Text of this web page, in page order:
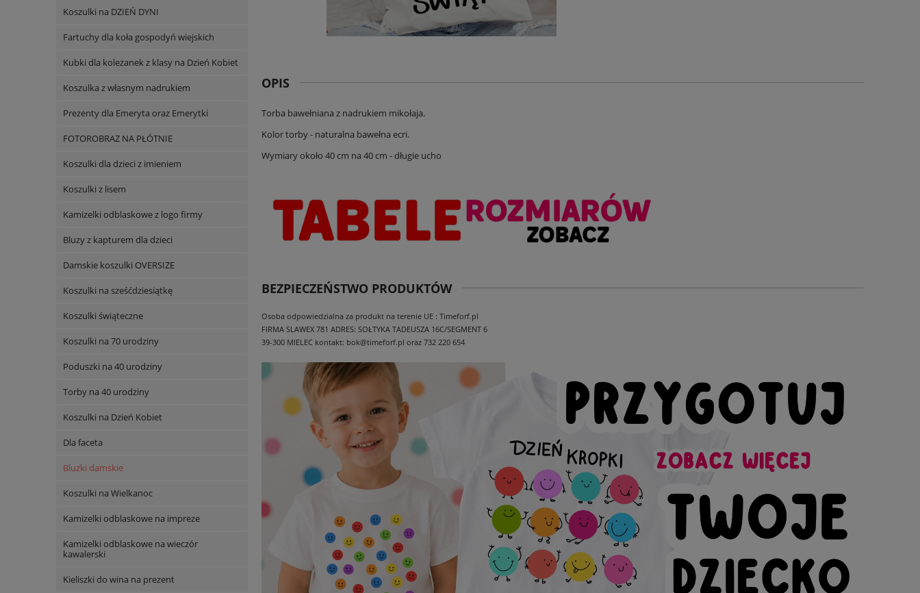
Koszulki na DZIEŃ DYNI
Fartuchy dla koła gospodyń wiejskich
Kubki dla koleżanek z klasy na Dzień Kobiet
Koszulka z własnym nadrukiem
Prezenty dla Emeryta oraz Emerytki
FOTOROBRAZ NA PŁÓTNIE
Koszulki dla dzieci z imieniem
Koszulki z lisem
Kamizelki odblaskowe z logo firmy
Bluzy z kapturem dla dzieci
Damskie koszulki OVERSIZE
Koszulki na sześćdziesiątkę
Koszulki świąteczne
Koszulki na 70 urodziny
Poduszki na 40 urodziny
Torby na 40 urodziny
Koszulki na Dzień Kobiet
Dla faceta
Bluzki damskie
Koszulki na Wielkanoc
Kamizelki odblaskowe na impreze
Kamizelki odblaskowe na wieczór
kawalerski
Kieliszki do wina na prezent
OPIS
Torba bawełniana z nadrukiem mikołaja.
Kolor torby - naturalna bawełna ecri.
Wymiary około 40 cm na 40 cm - długie ucho
BEZPIECZEŃSTWO PRODUKTÓW
Osoba odpowiedzialna za produkt na terenie UE : Timeforf.pl
FIRMA SLAWEX 781 ADRES: SOŁTYKA TADEUSZA 16C/SEGMENT 6
39-300 MIELEC kontakt: bok@timeforf.pl oraz 732 220 654